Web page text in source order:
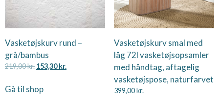
Vasketøjskurv rund –
grå/bambus
219,00kr. 153,30kr.
Gå til shop
Vasketøjskurv smal med
låg 72l vasketøjsopsamler
med håndtag, aftagelig
vasketøjspose, naturfarvet
399,00kr.